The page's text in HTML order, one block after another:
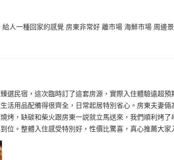
給人一種回家的感覺 房東非常好 離市場 海鮮市場 周邊
選民宿，這次臨時訂了這套房源，實際入住體驗遠超
活用品配備得很齊全，日常起居特別省心。房東夫妻
烤，缺碳和柴火跟房東一説就立馬送來，我們順利烤
位。整體入住感受特別好，性價比驚喜，真心推薦大家